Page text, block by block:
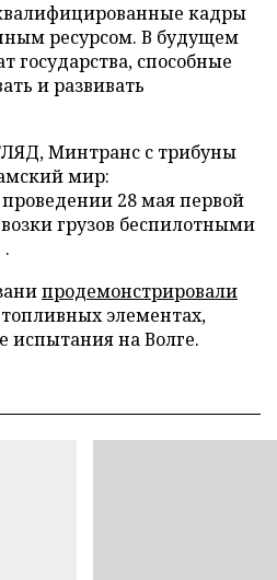
кадры
ресурсом. В будущем
государства, способные
и развивать
Минтранс с трибуны
мир:
проведении 28 мая первой
грузов беспилотными
продемонстрировали
элементах,
испытания на Волге.